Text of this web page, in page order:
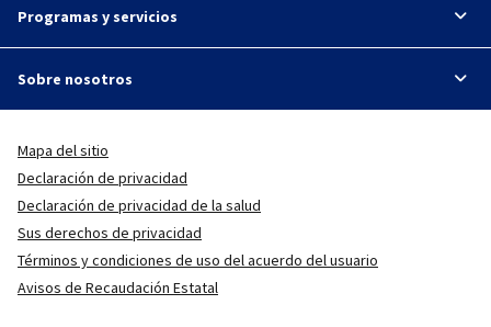
Programas y servicios
Sobre nosotros
Mapa del sitio
Declaración de privacidad
Declaración de privacidad de la salud
Sus derechos de privacidad
Términos y condiciones de uso del acuerdo del usuario
Avisos de Recaudación Estatal